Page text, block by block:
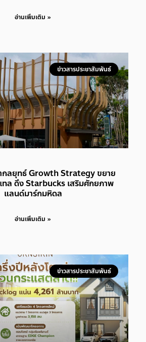
อ่านเพิ่มเติม »
ข่าวสารประชาสัมพันธ์
กลยุทธ์ Growth Strategy ขยาย
ทล ดึง Starbucks เสริมศักยภาพ
แลนด์มาร์กมหิดล
อ่านเพิ่มเติม »
ข่าวสารประชาสัมพันธ์